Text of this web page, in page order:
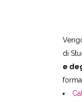
di
e